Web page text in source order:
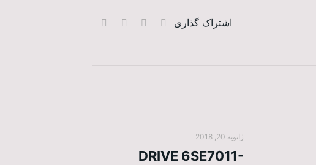
اشتراک گذاری
ژانویه 20, 2018
DRIVE 6SE7011-